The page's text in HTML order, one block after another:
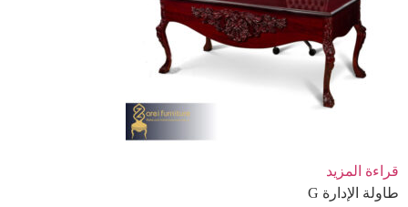
قراءة المزيد
طاولة الإدارة G